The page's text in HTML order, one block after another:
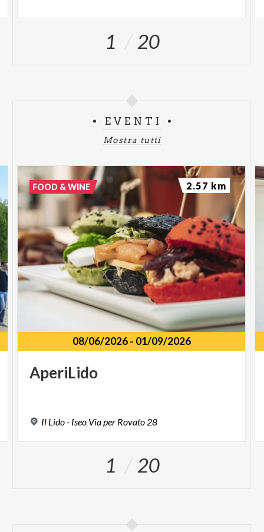
1 20
EVENTI
Mostra tutti
08/06/2026- 01/09/2026
AperiLido
Il Lido- Iseo Viaper Rovato 28
FOOD & WINE 2.57 km
1 20